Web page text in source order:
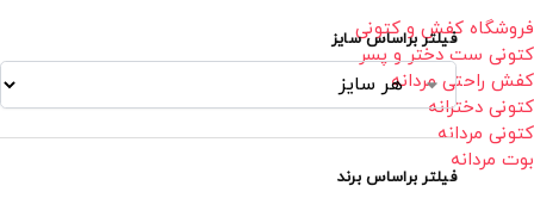
فیلتر براساس سایز
فیلتر براساس برند
فروشگاه کفش و کتونی
کتونی ست دختر و پسر
کفش راحتی مردانه
کتونی دخترانه
کتونی مردانه
بوت مردانه